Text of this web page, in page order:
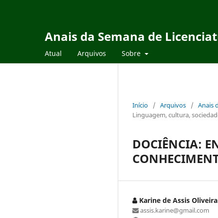
Anais da Semana de
Atual Arquivos Sobre
Início / Arquivos / Anais
Linguagem, cultura,
DOCIÊNCIA:
Karine de Assis
assis.karine@gmail.com